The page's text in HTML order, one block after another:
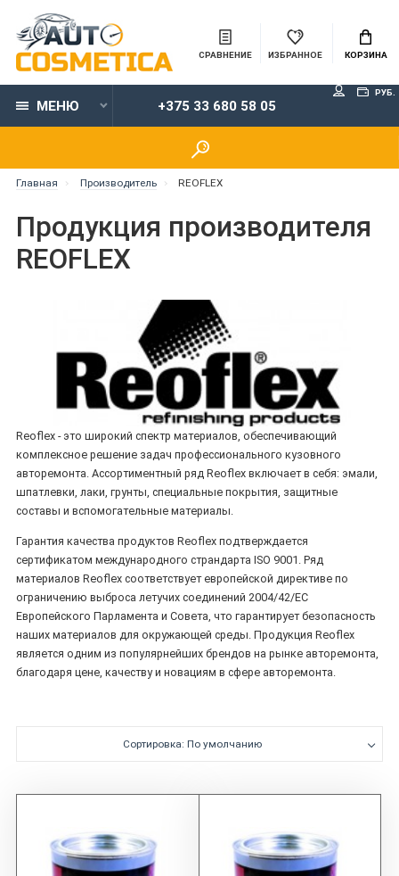
СРАВНЕНИЕ ИЗБРАННОЕ КОРЗИНА
МЕНЮ +375 33 680 58 05
РУБ.
Главная Производитель REOFLEX
Продукция производителя
REOFLEX
Reoflex - это широкий спектр материалов, обеспечивающий
комплексное решение задач профессионального кузовного
авторемонта. Ассортиментный ряд Reoflex включает в себя: эмали,
шпатлевки, лаки, грунты, специальные покрытия, защитные
составы и вспомогательные материалы.
Гарантия качества продуктов Reoflex подтверждается
сертификатом международного страндарта ISO 9001. Ряд
материалов Reoflex соответствует европейской директиве по
ограничению выброса летучих соединений 2004/42/ЕС
Европейского Парламента и Совета, что гарантирует безопасность
наших материалов для окружающей среды. Продукция Reoflex
является одним из популярнейших брендов на рынке авторемонта,
благодаря цене, качеству и новациям в сфере авторемонта.
Сортировка: По умолчанию